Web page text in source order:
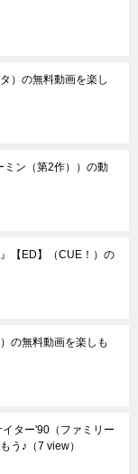
）の無料動画を楽し
ミン（第2作））の動
【ED】（CUE！）の
の無料動画を楽しも
ター'90（ファミリー
う♪ （7 view）